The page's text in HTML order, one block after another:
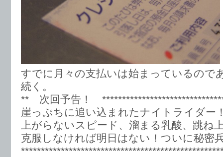
すでに月々の支払いは始まっているので
続く。
** 次回予告！
崖っぷちに追い込まれたナイトライダー
上がらないスピード、溜まる乳酸、跳ね
克服しなければ明日はない！ついに秘密